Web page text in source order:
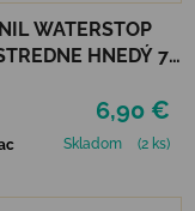
WATERSTOP
HNEDÝ 75
6,90 €
Skladom (2 ks)